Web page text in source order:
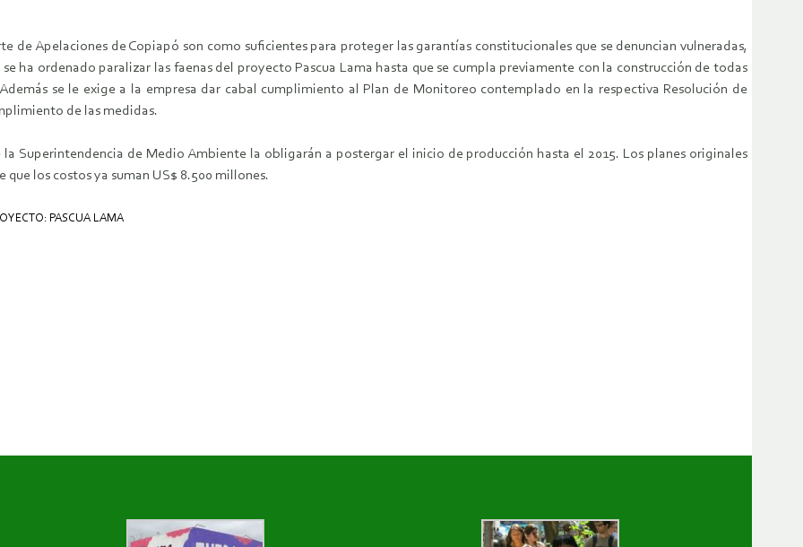
de Apelaciones de Copiapó son como suficientes para proteger las garantías constitucionales que se denuncian vulneradas,
ha ordenado paralizar las faenas del proyecto Pascua Lama hasta que se cumpla previamente con la construcción de todas
se le exige a la empresa dar cabal cumplimiento al Plan de Monitoreo contemplado en la respectiva Resolución de
de las medidas.
Superintendencia de Medio Ambiente la obligarán a postergar el inicio de producción hasta el 2015. Los planes originales
los costos ya suman US$ 8.500 millones.
PASCUA LAMA